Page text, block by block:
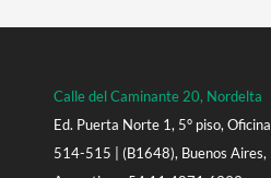
Calle del Caminante 20, Nordelta
Ed. Puerta Norte 1, 5° piso, Oficina
514-515 | (B1648), Buenos Aires,